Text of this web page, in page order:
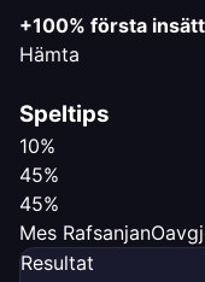
+100% första
Hämta
Speltips
10%
45%
45%
Mes Rafsanjan
Resultat